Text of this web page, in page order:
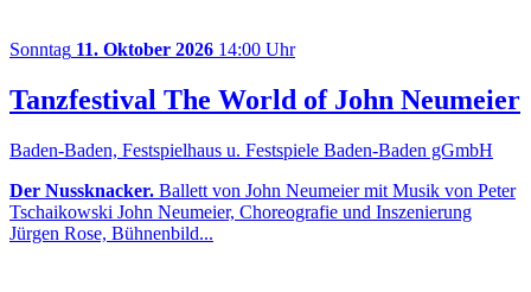
Sonntag 11. Oktober 2026 14:00 Uhr
Tanzfestival The World of John Neumeier
Baden-Baden, Festspielhaus u. Festspiele Baden-Baden gGmbH
Der Nussknacker. Ballett von John Neumeier mit Musik von Peter
Tschaikowski John Neumeier, Choreografie und Inszenierung
Jürgen Rose, Bühnenbild...